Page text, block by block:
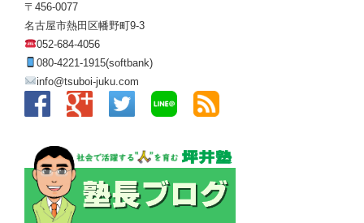
〒456-0077
名古屋市熱田区幡野町9-3
052-684-4056
080-4221-1915(softbank)
info@tsuboi-juku.com